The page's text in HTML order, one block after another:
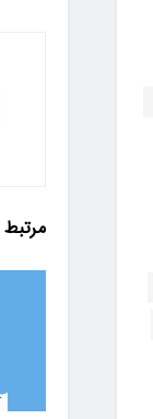
مرتبط